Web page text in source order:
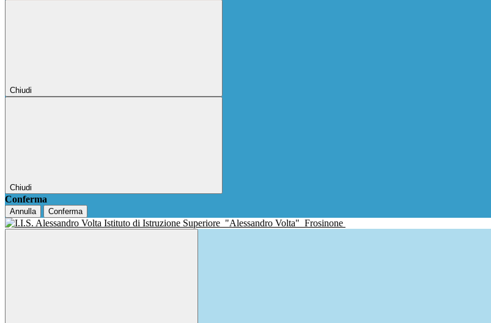
Chiudi
Chiudi
Conferma
Annulla Conferma
Istituto di Istruzione Superiore "Alessandro Volta" Frosinone